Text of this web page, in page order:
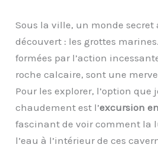
Sous la ville, un monde secret
découvert : les grottes
formées par l’action
roche calcaire, sont une
Pour les explorer, l’option que
chaudement est l’excursion
fascinant de voir comment la
l’eau à l’intérieur de ces